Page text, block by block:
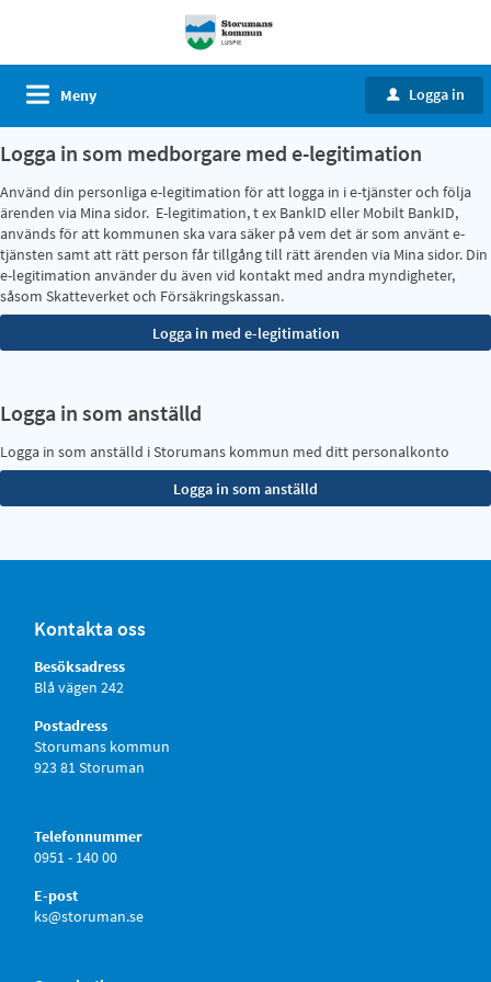
Meny u Logga in
Logga in som medborgare med e-legitimation
Använd din personliga e-legitimation för att logga in i e-tjänster och följa
ärenden via Mina sidor. E-legitimation, t ex BankID eller Mobilt BankID,
används för att kommunen ska vara säker på vem det är som använt e-
tjänsten samt att rätt person får tillgång till rätt ärenden via Mina sidor. Din
e-legitimation använder du även vid kontakt med andra myndigheter,
såsom Skatteverket och Försäkringskassan.
Logga in som anställd
Logga in som anställd i Storumans kommun med ditt personalkonto
Kontakta oss
Besöksadress
Blå vägen 242
Postadress
Storumans kommun
923 81 Storuman
Telefonnummer
0951 - 140 00
E-post
ks@storuman.se